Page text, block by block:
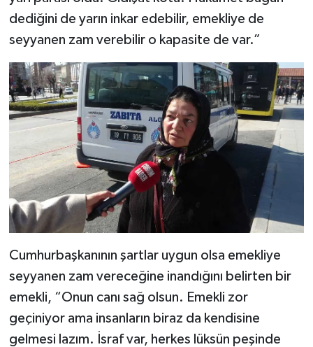
dediğini de yarın inkar edebilir, emekliye de
seyyanen zam verebilir o kapasite de var.”
Cumhurbaşkanının şartlar uygun olsa emekliye
seyyanen zam vereceğine inandığını belirten bir
emekli, “Onun canı sağ olsun. Emekli zor
geçiniyor ama insanların biraz da kendisine
gelmesi lazım. İsraf var, herkes lüksün peşinde